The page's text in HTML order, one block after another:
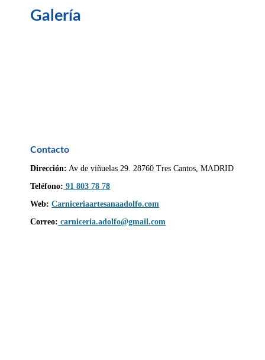
Galería
Contacto
Dirección: Av de viñuelas 29. 28760 Tres Cantos , MADRID
Teléfono: 91 803 78 78
Web:Carniceriaartesanaadolfo.com
Correo: carniceria.adolfo@gmail.com